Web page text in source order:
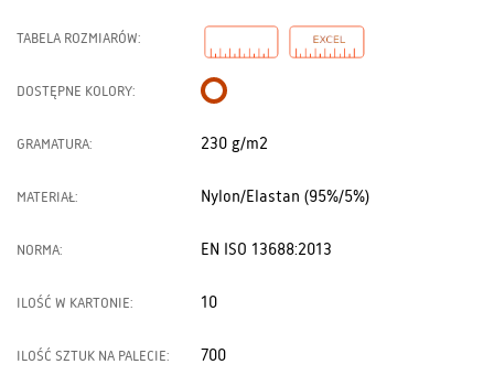
TABELA ROZMIARÓW:
DOSTĘPNE KOLORY:
GRAMATURA: 230 g/m2
MATERIAŁ: Nylon/Elastan (95%/5%)
NORMA: EN ISO 13688:2013
ILOŚĆ W KARTONIE: 10
ILOŚĆ SZTUK NA PALECIE: 700